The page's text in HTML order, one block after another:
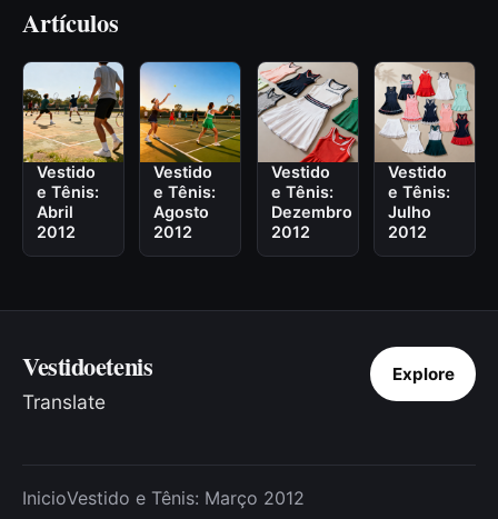
Artículos
Vestido
e Tênis:
Abril
2012
Vestido
e Tênis:
Agosto
2012
Vestido
e Tênis:
Dezembro
2012
Vestido
e Tênis:
Julho
2012
Vestidoetenis
Translate
Explore
InicioVestido e Tênis: Março 2012